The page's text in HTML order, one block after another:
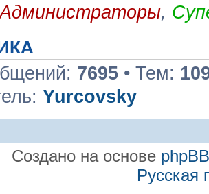
Администраторы,
7695 • Тем:
Yurcovsky
Создано на основе phpBB
Русская